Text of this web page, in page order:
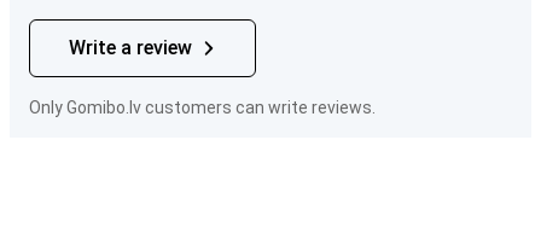
Write a review
Only Gomibo.lv customers can write reviews.